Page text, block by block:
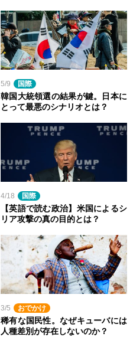
5/9 国際
韓国大統領選の結果が鍵。日本に
とって最悪のシナリオとは？
4/18 国際
【英語で読む政治】米国によるシ
リア攻撃の真の目的とは？
3/5 おでかけ
稀有な国民性。なぜキューバには
人種差別が存在しないのか？